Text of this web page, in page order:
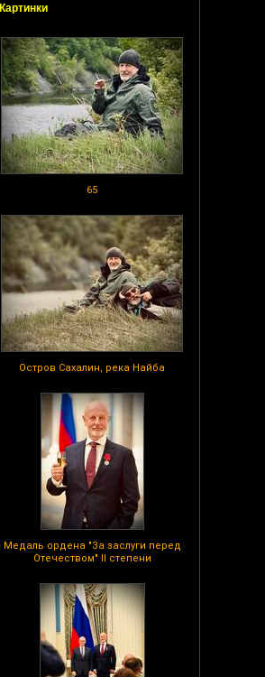
Картинки
65
Остров Сахалин, река Найба
Медаль ордена "За заслуги перед
Отечеством" II степени